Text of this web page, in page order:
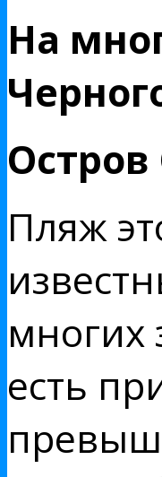
На
Пляж
многих
есть